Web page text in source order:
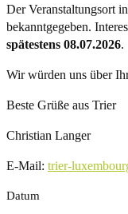
Der Veranstaltungsort
bekanntgegeben.
spätestens 08.07.2026.
Wir würden uns über
Beste Grüße aus Trier
Christian Langer
E-Mail: trier-
Datum